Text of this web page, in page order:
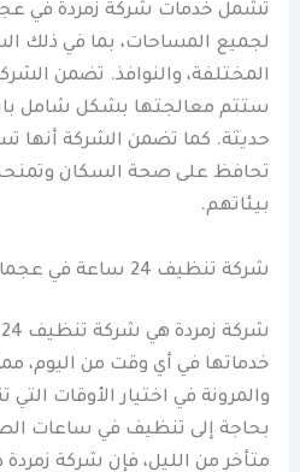
تشمل خدمات شركة زمردة في
لجميع المساحات، بما في ذلك
المختلفة، والنوافذ. تضمن
ستتم معالجتها بشكل شامل
حديثة. كما تضمن الشركة أنها
تحافظ على صحة السكان
بيئاتهم.
شركة تنظيف 24 ساعة في عجمان
خدماتها في أي وقت من اليوم،
والمرونة في اختيار الأوقات
بحاجة إلى تنظيف في ساعات
متأخر من الليل، فإن شركة زمردة